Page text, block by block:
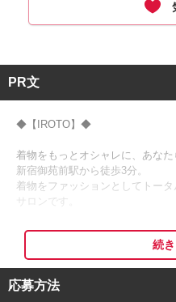
PR文
◆【IROTO】◆
着物をもっとオシャレに、あなた
新宿御苑前駅から徒歩3分。
着物をファッションとしてトー
サロンです。
ヘアセットスタッフを募集中！
予約時のみの登録制勤務も可能
スキルに応じた事前研修やフォ
で、安心して始められます。
続
応募方法